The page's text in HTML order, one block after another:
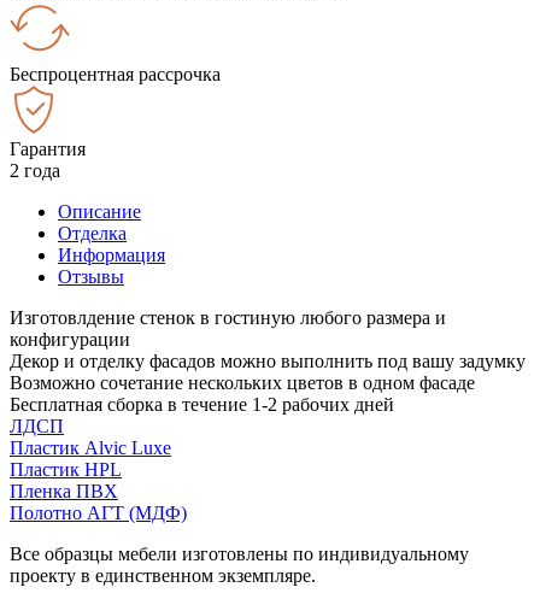
Беспроцентная рассрочка
Гарантия
2 года
Описание
Отделка
Информация
Отзывы
Изготовлдение стенок в гостиную любого размера и
конфигурации
Декор и отделку фасадов можно выполнить под вашу задумку
Возможно сочетание нескольких цветов в одном фасаде
Бесплатная сборка в течение 1-2 рабочих дней
ЛДСП
Пластик Alvic Luxe
Пластик HPL
Пленка ПВХ
Полотно АГТ (МДФ)
Все образцы мебели изготовлены по индивидуальному
проекту в единственном экземпляре.